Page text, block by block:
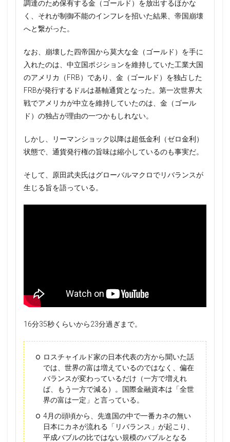
調達のため保有する金（ゴールド）を放出するほかな
く、それが制御不能のインフレを招いた結果、帝国崩壊
へと繋がった。
なお、崩壊した四帝国から莫大な金（ゴールド）を手に
入れたのは、中立国ポジションを維持していた工業大国
のアメリカ（FRB）であり、金（ゴールド）を独占した
FRBが発行するドルは基軸通貨となった。第一次世界大
戦でアメリカが中立を維持していたのは、金（ゴール
ド）の独占が理由の一つかもしれない。
しかし、リーマンショック以降は超低金利（ゼロ金利）
状態で、通貨発行権の旨味は縮小しているのも事実だ。
そして、原田武夫氏はグローバルマクロでリバランスが
生じる旨を語っている。
16分35秒くらいから23分過ぎまで。
ロスチャイルド家の日本代表の方から聞いた話
では、世界の富は増えているのではなく、偏在
バランスが変わっているだけ（一方で増えれ
ば、もう一方で減る）。国際金融資本は「全世
界の富は一定」と言っている。
4月の頭頃から、先進国の中で一番カネの無い
日本にカネが流れる「リバランス」が起こり、
平成バブルの比ではない規模のバブルとなる